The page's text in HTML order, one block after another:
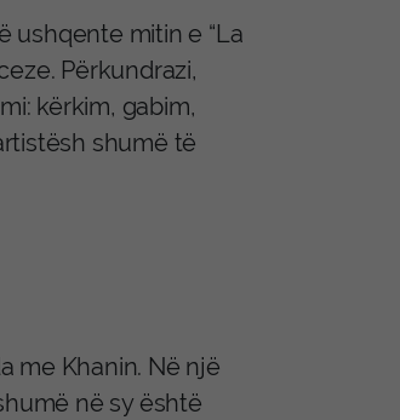
ushqente mitin e “La
Përkundrazi,
kërkim, gabim,
shumë të
me Khanin. Në një
në sy është